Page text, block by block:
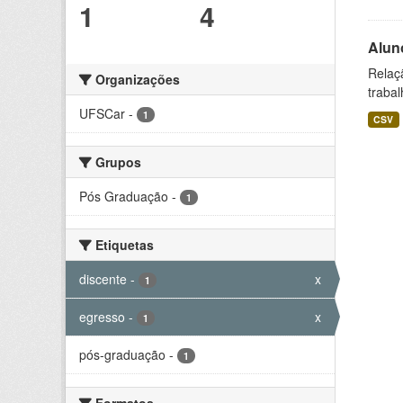
1 4
Organizações
UFSCar - 1
Grupos
Pós Graduação - 1
Etiquetas
discente - 1 x
egresso - 1 x
pós-graduação - 1
CSV